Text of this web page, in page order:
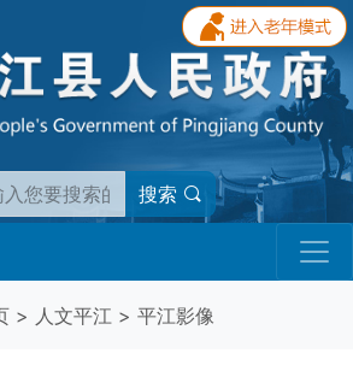
搜索
> 人文平江 > 平江影像